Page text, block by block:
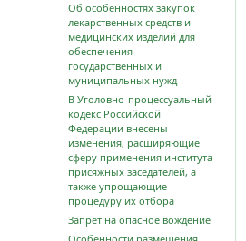
Об особенностях закупок
лекарственных средств и
медицинских изделий для
обеспечения
государственных и
муниципальных нужд
В Уголовно-процессуальный
кодекс Российской
Федерации внесены
изменения, расширяющие
сферу применения института
присяжных заседателей, а
также упрощающие
процедуру их отбора
Запрет на опасное вождение